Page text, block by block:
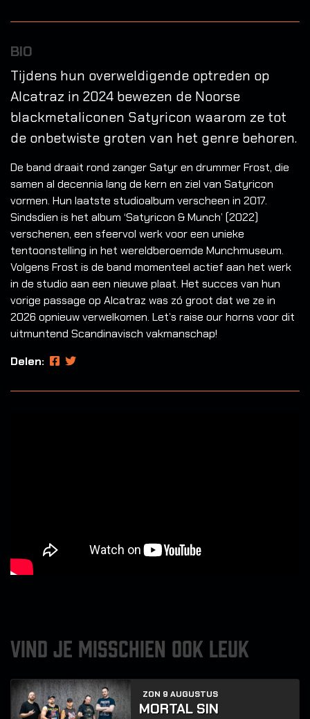
BIO
Tijdens hun overweldigende optreden op
Alcatraz in 2024 bewezen de Noorse
blackmetaliconen Satyricon waarom ze tot
de onbetwiste groten van het genre behoren.
De band draait rond zanger Satyr en drummer Frost, die
samen al decennia lang de kern en ziel van Satyricon
vormen. Hun laatste studioalbum verscheen in 2017.
Sindsdien is het album ‘Satyricon & Munch’ (2022)
verschenen, een sfeervol werk voor een unieke
tentoonstelling in het wereldberoemde Munchmuseum.
Volgens Frost is de band momenteel actief aan het werk
in de studio aan een nieuwe plaat. Het succes van hun
vorige passage op Alcatraz was zó groot dat we ze in
2026 opnieuw verwelkomen. Let’s raise our horns voor dit
uitmuntend Scandinavisch vakmanschap!
Delen:
VIND JE MISSCHIEN OOK LEUK
ZON 9 AUGUSTUS
MORTAL SIN